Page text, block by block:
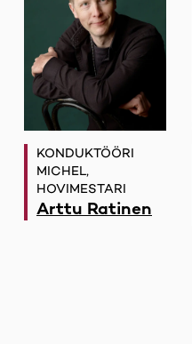
KONDUKTÖÖRI
MICHEL,
HOVIMESTARI
Arttu Ratinen